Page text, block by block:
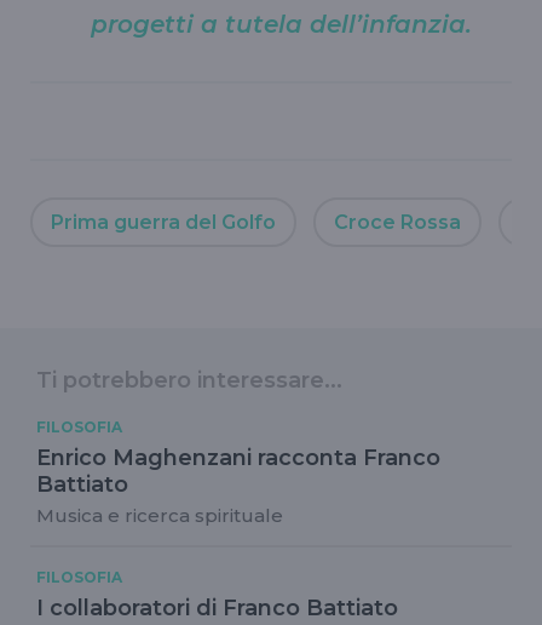
progetti a tutela dell’infanzia.
Prima guerra del Golfo Croce Rossa
Ti potrebbero interessare...
FILOSOFIA
Enrico Maghenzani racconta Franco
Battiato
Musica e ricerca spirituale
FILOSOFIA
I collaboratori di Franco Battiato